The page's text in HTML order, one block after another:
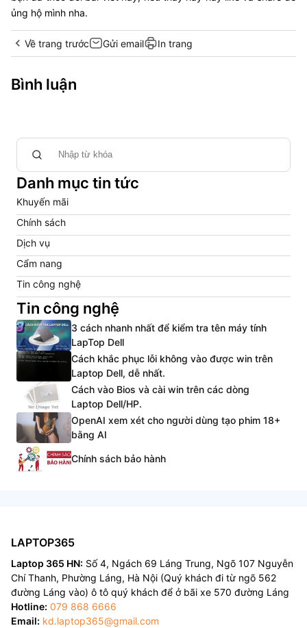
ủng hộ mình nha.
Về trang trước Gửi email In trang
Bình luận
Danh mục tin tức
Khuyến mãi
Chính sách
Dịch vụ
Cẩm nang
Tin công nghệ
Tin công nghệ
3 cách nhanh nhất để kiểm tra tên máy tính
LapTop Dell
Cách khắc phục lỗi không vào được win trên
Laptop Dell, dễ nhất.
Cách vào Bios và cài win trên các dòng
Laptop Dell/HP.
OpenAI xem xét cho người dùng tạo phim 18+
bằng AI
Chính sách bảo hành
LAPTOP365
Laptop 365 HN: Số 4, Ngách 69 Láng Trung, Ngõ 107 Nguyễn
Chí Thanh, Phường Láng, Hà Nội (Quý khách đi từ ngõ 562
đường Láng vào) ô tô quý khách để ở bãi xe 570 đường Láng
Hotline: 079 868 6666
Email: kd.laptop365@gmail.com